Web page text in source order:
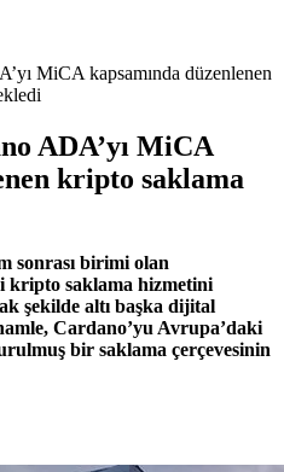
MiCA kapsamında düzenlenen
ADA’yı MiCA
kripto saklama
sonrası birimi olan
kripto saklama hizmetini
şekilde altı başka dijital
Cardano’yu Avrupa’daki
bir saklama çerçevesinin